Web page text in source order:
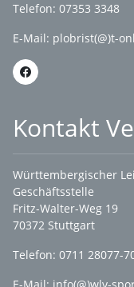
Telefon: 07353 3348
E-Mail: plobrist(@)t-
Kontakt
Württembergischer
Geschäftsstelle
Fritz-Walter-Weg 19
70372 Stuttgart
Telefon: 0711 28077-